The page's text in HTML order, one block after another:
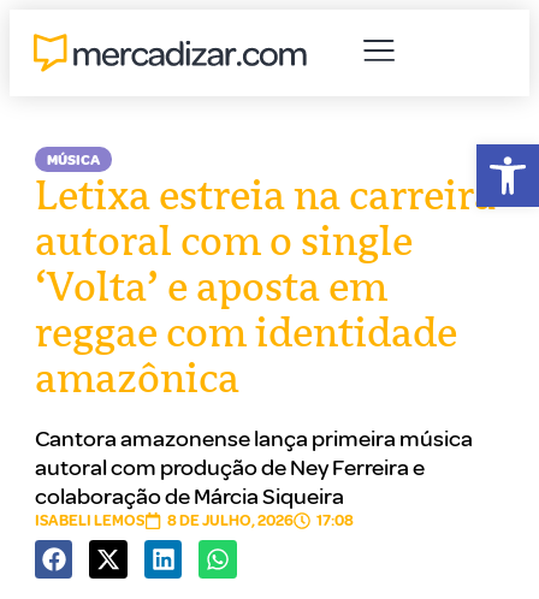
MÚSICA
Letixa estreia na carreira
autoral com o single
‘Volta’ e aposta em
reggae com identidade
amazônica
Cantora amazonense lança primeira música
autoral com produção de Ney Ferreira e
colaboração de Márcia Siqueira
ISABELI LEMOS 8 DE JULHO, 2026 17:08